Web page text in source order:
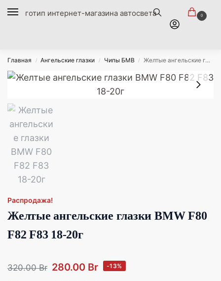
0
Главная / Ангельские глазки / Чипы БМВ / Желтые ангельские глазки BMW F80 F82 F83 18-20г
Распродажа!
Желтые ангельские глазки BMW F80
F82 F83 18-20г
320.00Br 280.00 Br -13%